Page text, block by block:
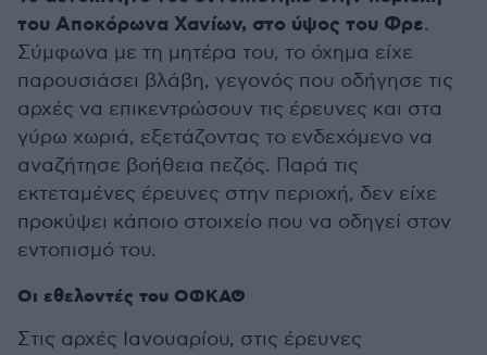
του Αποκόρωνα Χανίων, στο ύψος του Φρε.
Σύμφωνα με τη μητέρα του, το όχημα είχε
παρουσιάσει βλάβη, γεγονός που οδήγησε τις
αρχές να επικεντρώσουν τις έρευνες και στα
γύρω χωριά, εξετάζοντας το ενδεχόμενο να
αναζήτησε βοήθεια πεζός. Παρά τις
εκτεταμένες έρευνες στην περιοχή, δεν είχε
προκύψει κάποιο στοιχείο που να οδηγεί στον
εντοπισμό του.
Οι εθελοντές του ΟΦΚΑΘ
Στις αρχές Ιανουαρίου, στις έρευνες